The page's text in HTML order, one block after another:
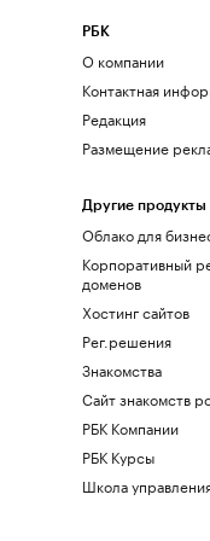
РБК
О компании
Контактная
Редакция
Размещение
Другие
Облако для
Корпоративный
доменов
Хостинг сайтов
Рег.решения
Знакомства
Сайт знакомств
РБК Компании
РБК Курсы
Школа